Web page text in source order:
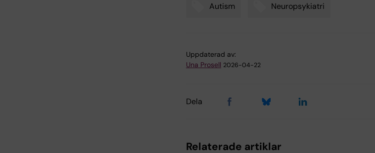
Autism Neuropsykiatri
Uppdaterad av:
Una Prosell 2026-04-22
Dela
Relaterade artiklar